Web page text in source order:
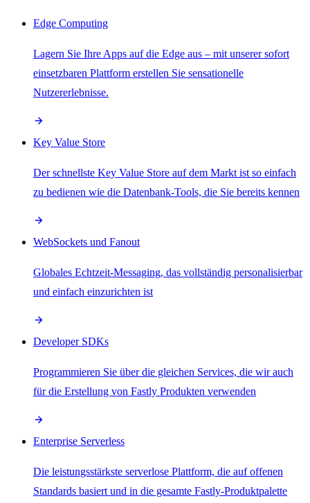
Edge Computing
Lagern Sie Ihre Apps auf die Edge aus – mit unserer sofort
einsetzbaren Plattform erstellen Sie sensationelle
Nutzererlebnisse.
Key Value Store
Der schnellste Key Value Store auf dem Markt ist so einfach
zu bedienen wie die Datenbank-Tools, die Sie bereits kennen
WebSockets und Fanout
Globales Echtzeit-Messaging, das vollständig personalisierbar
und einfach einzurichten ist
Developer SDKs
Programmieren Sie über die gleichen Services, die wir auch
für die Erstellung von Fastly Produkten verwenden
Enterprise Serverless
Die leistungsstärkste serverlose Plattform, die auf offenen
Standards basiert und in die gesamte Fastly-Produktpalette